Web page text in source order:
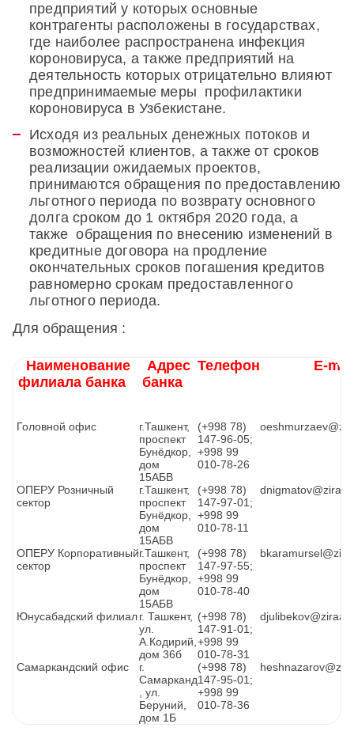
предприятий у которых основные
контрагенты расположены в государствах,
где наиболее распространена инфекция
короновируса, а также предприятий на
деятельность которых отрицательно влияют
предпринимаемые меры профилактики
короновируса в Узбекистане.
Исходя из реальных денежных потоков и
возможностей клиентов, а также от сроков
реализации ожидаемых проектов,
принимаются обращения по предоставлению
льготного периода по возврату основного
долга сроком до 1 октября 2020 года, а
также обращения по внесению изменений в
кредитные договора на продление
окончательных сроков погашения кредитов
равномерно срокам предоставленного
льготного периода.
Для обращения :
Наименование
филиала банка
Адрес
банка
Телефон Е-
Головной офис
г.Ташкент,
проспект
Бунёдкор,
дом
15АБВ
(+998 78)
147-96-05;
+998 99
010-78-26
ОПЕРУ Розничный
сектор
г.Ташкент,
проспект
Бунёдкор,
дом
15АБВ
(+998 78)
147-97-01;
+998 99
010-78-11
ОПЕРУ Корпоративный
сектор
г.Ташкент,
проспект
Бунёдкор,
дом
15АБВ
(+998 78)
147-97-55;
+998 99
010-78-40
Юнусабадский филиалг. Ташкент,
ул.
А.Кодирий,
дом 36б
(+998 78)
147-91-01;
+998 99
010-78-31
Самаркандский офис
г.
Самарканд
, ул.
Беруний,
дом 1Б
(+998 78)
147-95-01;
+998 99
010-78-36